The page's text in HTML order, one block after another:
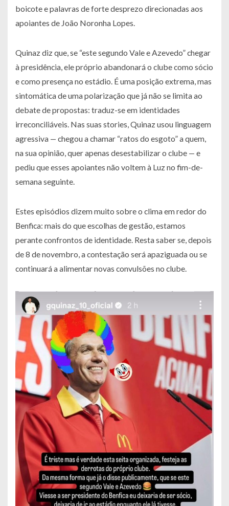
boicote e palavras de forte desprezo direcionadas aos
apoiantes de João Noronha Lopes.
Quinaz diz que, se “este segundo Vale e Azevedo” chegar
à presidência, ele próprio abandonará o clube como sócio
e como presença no estádio. É uma posição extrema, mas
sintomática de uma polarização que já não se limita ao
debate de propostas: traduz-se em identidades
irreconciliáveis. Nas suas stories, Quinaz usou linguagem
agressiva — chegou a chamar “ratos do esgoto” a quem,
na sua opinião, quer apenas desestabilizar o clube — e
pediu que esses apoiantes não voltem à Luz no fim-de-
semana seguinte.
Estes episódios dizem muito sobre o clima em redor do
Benfica: mais do que escolhas de gestão, estamos
perante confrontos de identidade. Resta saber se, depois
de 8 de novembro, a contestação será apaziguada ou se
continuará a alimentar novas convulsões no clube.